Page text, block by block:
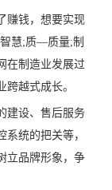
钱，想要实现
慧;质—质量;制
在制造业发展过
越式成长。
设、售后服务
统的把关等，
立品牌形象，争